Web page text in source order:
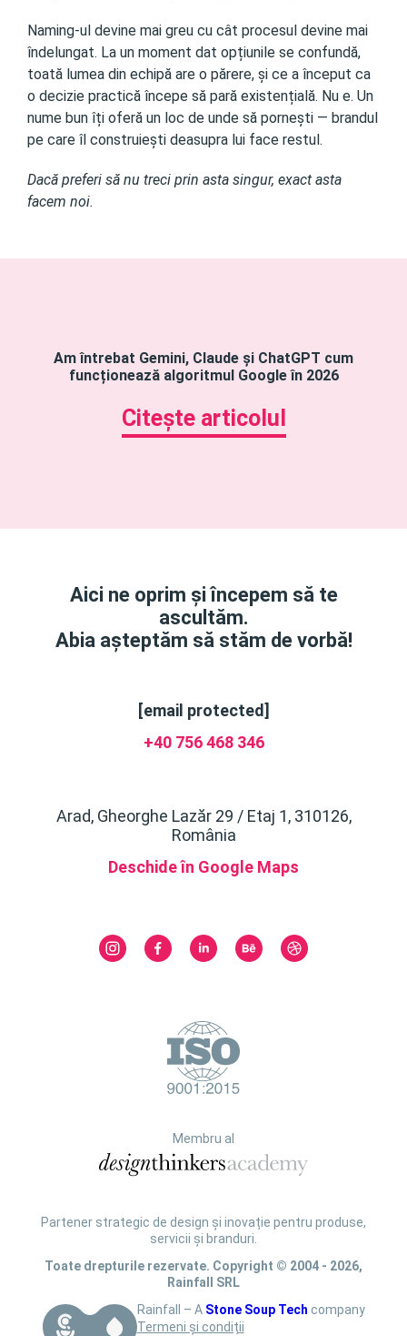
Naming-ul devine mai greu cu cât procesul devine mai
îndelungat. La un moment dat opțiunile se confundă,
toată lumea din echipă are o părere, și ce a început ca
o decizie practică începe să pară existențială. Nu e. Un
nume bun îți oferă un loc de unde să pornești — brandul
pe care îl construiești deasupra lui face restul.
Dacă preferi să nu treci prin asta singur, exact asta
facem noi.
Am întrebat Gemini, Claude și ChatGPT cum
funcționează algoritmul Google în 2026
Citește articolul
Aici ne oprim și începem să te
ascultăm.
Abia așteptăm să stăm de vorbă!
[email protected]
+40 756 468 346
Arad, Gheorghe Lazăr 29 / Etaj 1, 310126,
România
Deschide în Google Maps
Partener strategic de design și inovație pentru produse,
servicii și branduri.
Toate drepturile rezervate. Copyright © 2004 - 2026,
Rainfall SRL
Rainfall – A Stone Soup Tech company
Termeni și condiții
Membru al